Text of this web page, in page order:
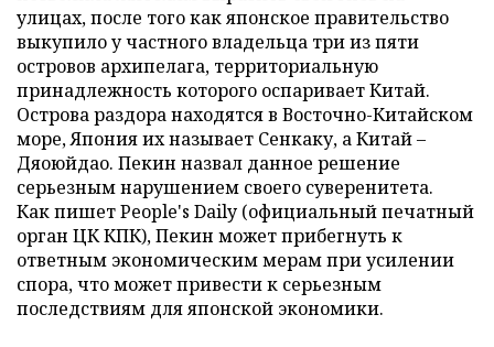
улицах, после того как японское правительство
выкупило у частного владельца три из пяти
островов архипелага, территориальную
принадлежность которого оспаривает Китай.
Острова раздора находятся в Восточно-Китайском
море, Япония их называет Сенкаку, а Китай –
Дяоюйдао. Пекин назвал данное решение
серьезным нарушением своего суверенитета.
Как пишет People's Daily (официальный печатный
орган ЦК КПК), Пекин может прибегнуть к
ответным экономическим мерам при усилении
спора, что может привести к серьезным
последствиям для японской экономики.